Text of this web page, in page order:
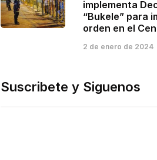
implementa
“Bukele” para
orden en el
2 de enero de 2024
Suscribete y Siguenos